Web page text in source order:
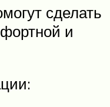
сделать
и